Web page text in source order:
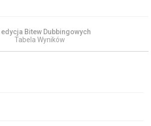
edycja Bitew Dubbingowych
Tabela Wyników